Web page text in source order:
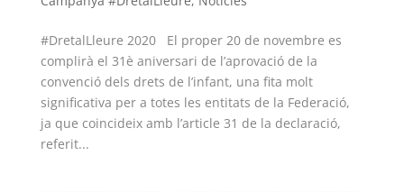
#DretalLleure 2020 El proper 20 de novembre es
complirà el 31è aniversari de l’aprovació de la
convenció dels drets de l’infant, una fita molt
significativa per a totes les entitats de la Federació,
ja que coincideix amb l’article 31 de la declaració,
referit...